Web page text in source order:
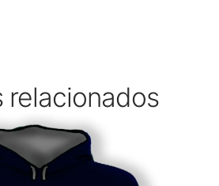
relacionados